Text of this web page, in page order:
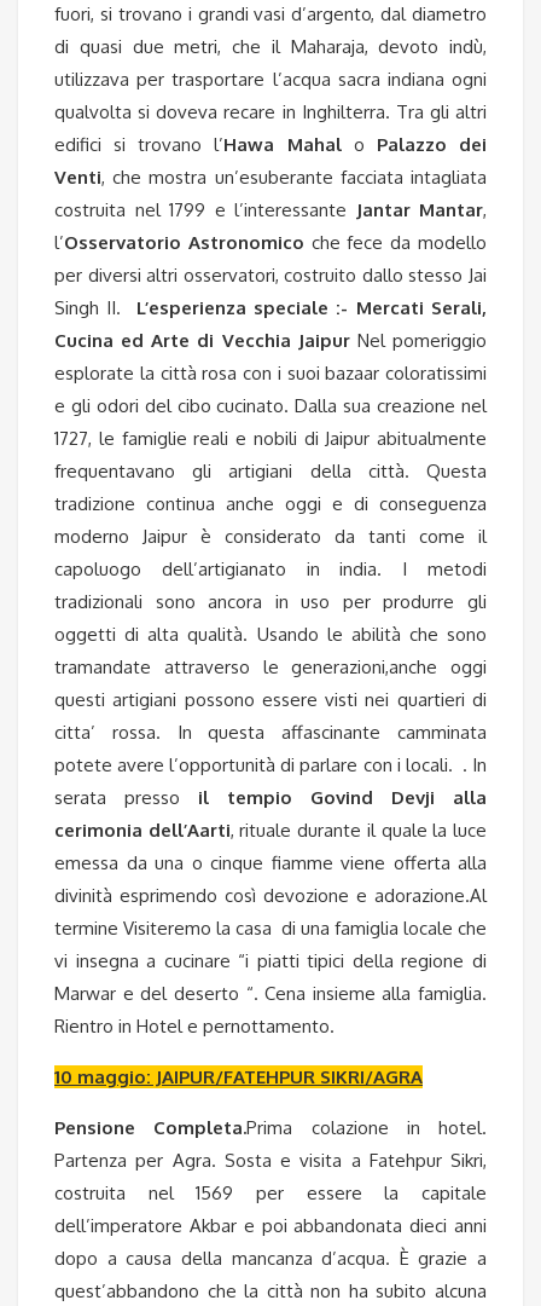
fuori, si trovano i grandi vasi d’argento, dal diametro
di quasi due metri, che il Maharaja, devoto indù,
utilizzava per trasportare l’acqua sacra indiana ogni
qualvolta si doveva recare in Inghilterra. Tra gli altri
edifici si trovano l’Hawa Mahal o Palazzo dei
Venti, che mostra un’esuberante facciata intagliata
costruita nel 1799 e l’interessante Jantar Mantar,
l’Osservatorio Astronomico che fece da modello
per diversi altri osservatori, costruito dallo stesso Jai
Singh II. L’esperienza speciale :- Mercati Serali,
Cucina ed Arte di Vecchia Jaipur Nel pomeriggio
esplorate la città rosa con i suoi bazaar coloratissimi
e gli odori del cibo cucinato. Dalla sua creazione nel
1727, le famiglie reali e nobili di Jaipur abitualmente
frequentavano gli artigiani della città. Questa
tradizione continua anche oggi e di conseguenza
moderno Jaipur è considerato da tanti come il
capoluogo dell’artigianato in india. I metodi
tradizionali sono ancora in uso per produrre gli
oggetti di alta qualità. Usando le abilità che sono
tramandate attraverso le generazioni,anche oggi
questi artigiani possono essere visti nei quartieri di
citta’ rossa. In questa affascinante camminata
potete avere l’opportunità di parlare con i locali. . In
serata presso il tempio Govind Devji alla
cerimonia dell’Aarti, rituale durante il quale la luce
emessa da una o cinque fiamme viene offerta alla
divinità esprimendo così devozione e adorazione.Al
termine Visiteremo la casa di una famiglia locale che
vi insegna a cucinare “i piatti tipici della regione di
Marwar e del deserto “. Cena insieme alla famiglia.
Rientro in Hotel e pernottamento.
10 maggio: JAIPUR/FATEHPUR SIKRI/AGRA
Pensione Completa.Prima colazione in hotel.
Partenza per Agra. Sosta e visita a Fatehpur Sikri,
costruita nel 1569 per essere la capitale
dell’imperatore Akbar e poi abbandonata dieci anni
dopo a causa della mancanza d’acqua. È grazie a
quest’abbandono che la città non ha subito alcuna